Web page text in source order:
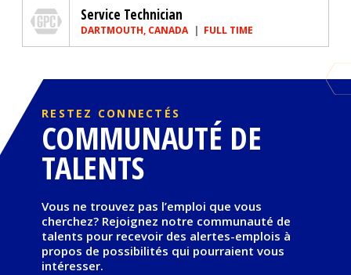
Service Technician
DARTMOUTH, CANADA FULL TIME
RESTEZ CONNECTÉS
COMMUNAUTÉ DE
TALENTS
Vous ne trouvez pas l’emploi que vous
cherchez? Rejoignez notre communauté de
talents pour recevoir des alertes-emplois à
propos de possibilités qui pourraient vous
intéresser.